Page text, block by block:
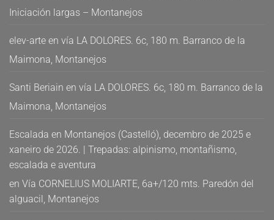
Iniciación largas – Montanejos
elev-arte en vía LA DOLORES. 6c, 180 m. Barranco de la
Maimona, Montanejos
Santi Beriain en vía LA DOLORES. 6c, 180 m. Barranco de la
Maimona, Montanejos
Escalada en Montanejos (Castelló), decembro de 2025 e
xaneiro de 2026. | Trepadas: alpinismo, montañismo,
escalada e aventura
en Vía CORNELIUS MOLIARTE, 6a+/120 mts. Paredón del
alguacil, Montanejos